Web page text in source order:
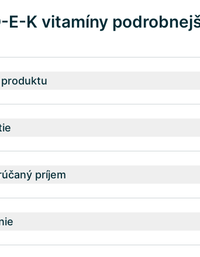
E-K vitamíny
príjem